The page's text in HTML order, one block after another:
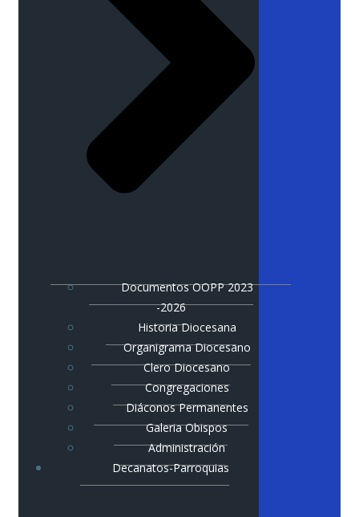
Documentos OOPP 2023
-2026
Historia Diocesana
Organigrama Diocesano
Clero Diocesano
Congregaciones
Diáconos Permanentes
Galeria Obispos
Administración
Decanatos-Parroquias